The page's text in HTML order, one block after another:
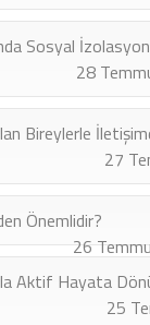
Sosyal
28
Bireylerle
27
Önemlidir?
26
Aktif Hayata
25